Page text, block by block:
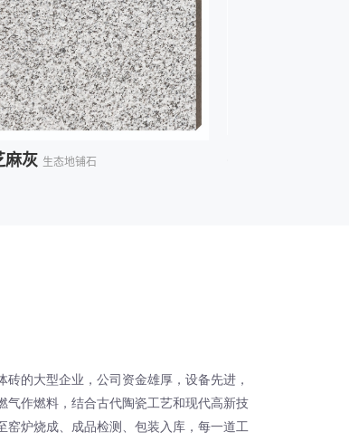
的大型企业，公司资金雄厚，设备先进，
气作燃料，结合古代陶瓷工艺和现代高新技
窑炉烧成、成品检测、包装入库，每一道工